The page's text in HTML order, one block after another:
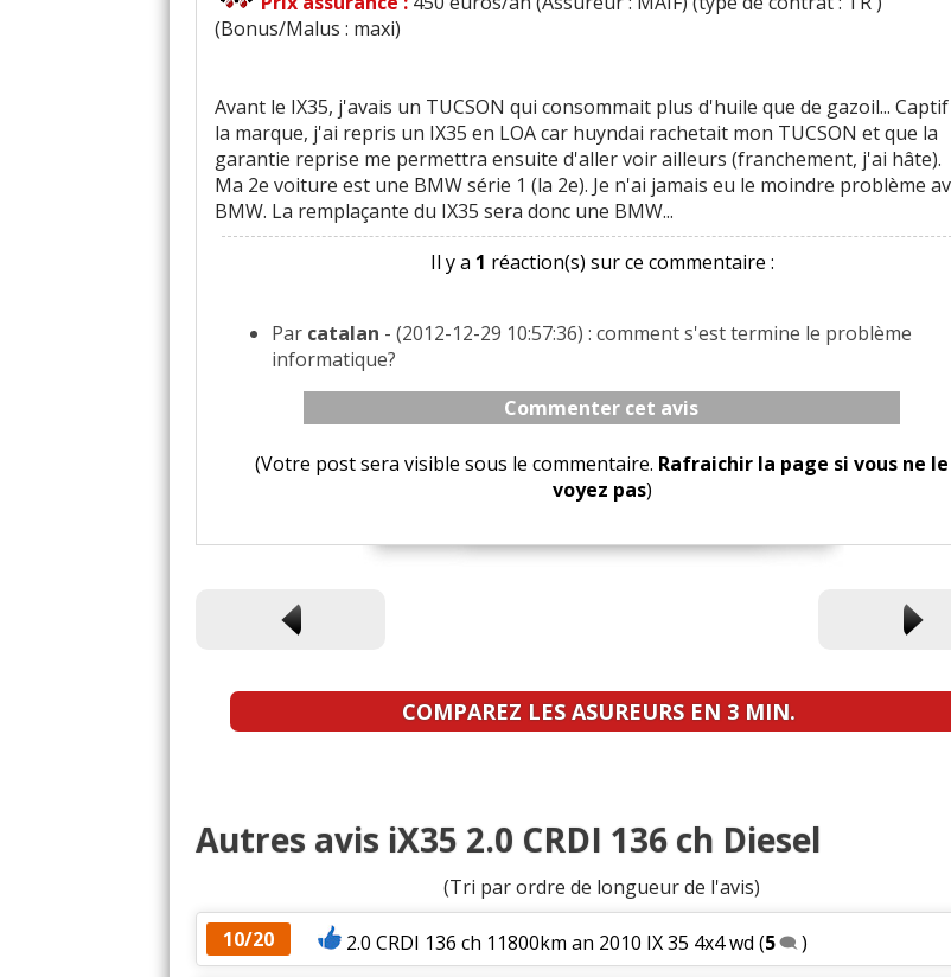
(Bonus/Malus : maxi)
Avant le IX35, j'avais un TUCSON qui consommait plus d'huile que de gazoil...
la marque, j'ai repris un IX35 en LOA car huyndai rachetait mon TUCSON et que la
garantie reprise me permettra ensuite d'aller voir ailleurs (franchement, j'ai hâte).
Ma 2e voiture est une BMW série 1 (la 2e). Je n'ai jamais eu le moindre problème
BMW. La remplaçante du IX35 sera donc une BMW...
Il y a 1 réaction(s) sur ce commentaire :
Par catalan - (2012-12-29 10:57:36) : comment s'est termine le problème
informatique?
Commenter cet avis
(Votre post sera visible sous le commentaire. Rafraichir la page si vous ne le
voyez pas)
COMPAREZ LES ASUREURS EN 3 MIN.
Autres avis iX35 2.0 CRDI 136 ch Diesel
(Tri par ordre de longueur de l'avis)
10/20
2.0 CRDI 136 ch 11800km an 2010 IX 35 4x4 wd (5 )